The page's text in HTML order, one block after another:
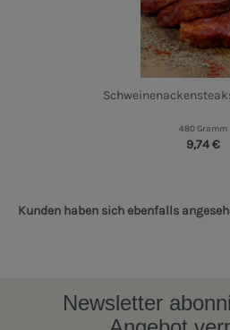
480 Gramm
9,74 €
Kunden haben sich ebenfalls
Newsletter